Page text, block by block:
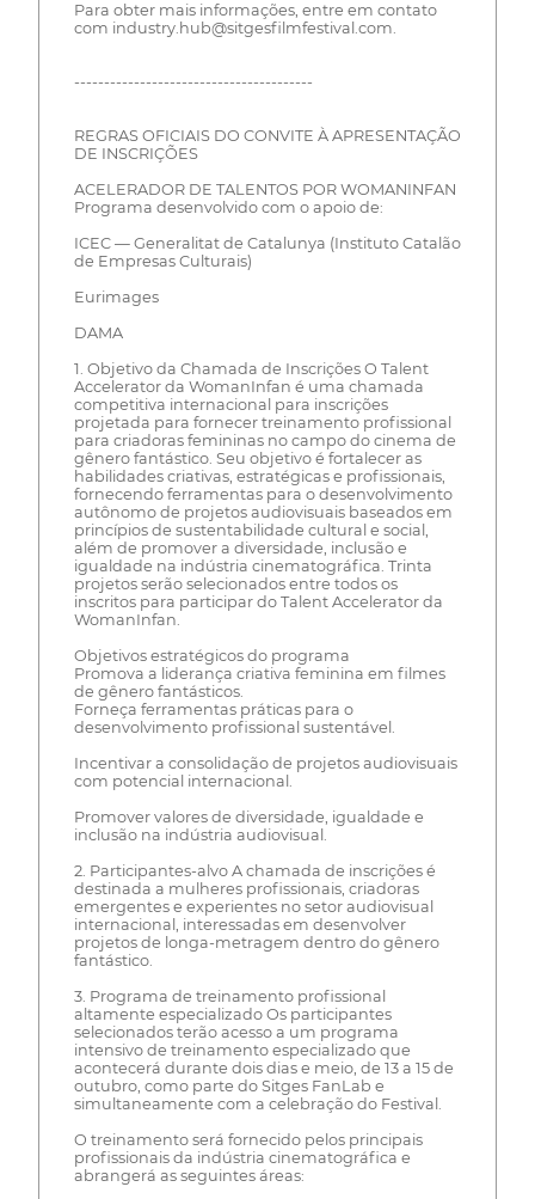
Para obter mais informações, entre em contato
com industry.hub@sitgesfilmfestival.com.
----------------------------------------
REGRAS OFICIAIS DO CONVITE À APRESENTAÇÃO
DE INSCRIÇÕES
ACELERADOR DE TALENTOS POR WOMANINFAN
Programa desenvolvido com o apoio de:
ICEC — Generalitat de Catalunya (Instituto Catalão
de Empresas Culturais)
Eurimages
DAMA
1. Objetivo da Chamada de Inscrições O Talent
Accelerator da WomanInfan é uma chamada
competitiva internacional para inscrições
projetada para fornecer treinamento profissional
para criadoras femininas no campo do cinema de
gênero fantástico. Seu objetivo é fortalecer as
habilidades criativas, estratégicas e profissionais,
fornecendo ferramentas para o desenvolvimento
autônomo de projetos audiovisuais baseados em
princípios de sustentabilidade cultural e social,
além de promover a diversidade, inclusão e
igualdade na indústria cinematográfica. Trinta
projetos serão selecionados entre todos os
inscritos para participar do Talent Accelerator da
WomanInfan.
Objetivos estratégicos do programa
Promova a liderança criativa feminina em filmes
de gênero fantásticos.
Forneça ferramentas práticas para o
desenvolvimento profissional sustentável.
Incentivar a consolidação de projetos audiovisuais
com potencial internacional.
Promover valores de diversidade, igualdade e
inclusão na indústria audiovisual.
2. Participantes-alvo A chamada de inscrições é
destinada a mulheres profissionais, criadoras
emergentes e experientes no setor audiovisual
internacional, interessadas em desenvolver
projetos de longa-metragem dentro do gênero
fantástico.
3. Programa de treinamento profissional
altamente especializado Os participantes
selecionados terão acesso a um programa
intensivo de treinamento especializado que
acontecerá durante dois dias e meio, de 13 a 15 de
outubro, como parte do Sitges FanLab e
simultaneamente com a celebração do Festival.
O treinamento será fornecido pelos principais
profissionais da indústria cinematográfica e
abrangerá as seguintes áreas: